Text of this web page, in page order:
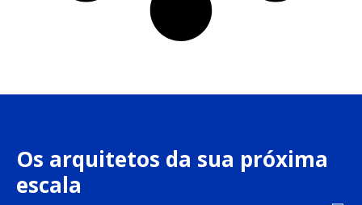
Os arquitetos da sua próxima
escala